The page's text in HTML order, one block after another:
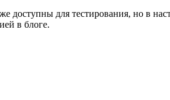
доступны для тестирования, но в
в блоге.